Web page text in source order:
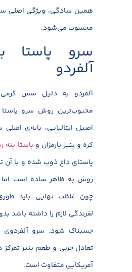
همین سادگی، ویژگی اصلی
محسوب می‌شود.
سرو پاستا
آلفردو
آلفردو به دلیل سس
محبوب‌ترین روش سرو
اصیل ایتالیایی، پایه‌ی
کره و پنیر پارمزان و پاستا پنه
پاستای داغ ذوب شده و با
روش به ظاهر ساده است اما
چون غلظت نهایی باید
لغزندگی لازم را داشته باشد
چسبناک شود. سرو
تعادل چربی و طعم پنیر تمرکز
آمریکایی متفاوت است.